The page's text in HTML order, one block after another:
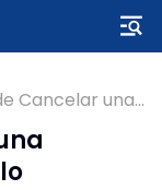
Cancelar una
y lo Malo